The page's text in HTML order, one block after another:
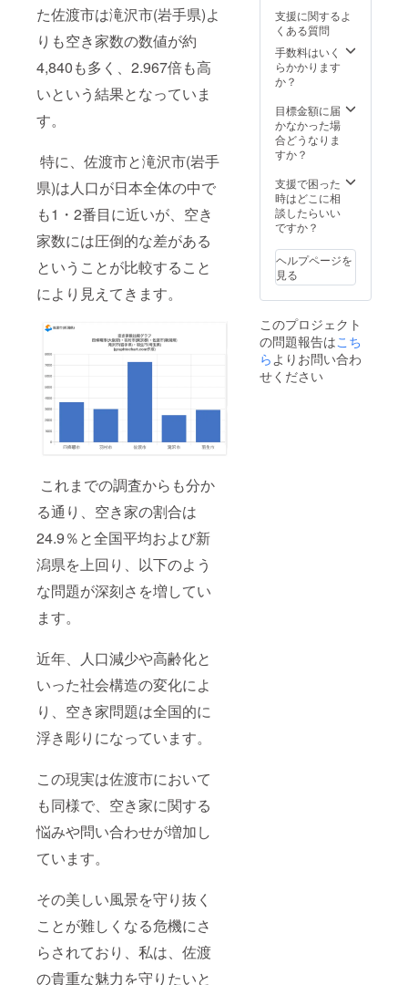
た佐渡市は滝沢市(岩手県)よ
りも空き家数の数値が約
4,840も多く、2.967倍も高
いという結果となっていま
す。
特に、佐渡市と滝沢市(岩手
県)は人口が日本全体の中で
も1・2番目に近いが、空き
家数には圧倒的な差がある
ということが比較すること
により見えてきます。
これまでの調査からも分か
る通り、空き家の割合は
24.9％と全国平均および新
潟県を上回り、以下のよう
な問題が深刻さを増してい
ます。
近年、人口減少や高齢化と
いった社会構造の変化によ
り、空き家問題は全国的に
浮き彫りになっています。
この現実は佐渡市において
も同様で、空き家に関する
悩みや問い合わせが増加し
ています。
その美しい風景を守り抜く
ことが難しくなる危機にさ
らされており、私は、佐渡
の貴重な魅力を守りたいと
で工事
の進
捗、今
後のイ
ベント
どを共
有させ
ていた
だく予
す。
場合で
も、支
援者様
への返
金は致
ますの
でご了
承くだ
さい。
年4月中
の実施
を予定
し、
3月中に
詳細を
ご連絡
いたし
※3 メー
ルなど
で工事
の進
捗、今
スター
ト予定
です。
(工事の
進行状
り前後
する場
合があ
ります)
名まで
は支援
金額内
で、そ
の場合
は要相
談とな
りま
効期限
は発行
日より1
年間と
なり、
支援に関するよ
くある質問
手数料はいく
らかかります
か？
目標金額に届
かなかった場
合どうなりま
すか？
支援で困った
時はどこに相
談したらいい
ですか？
ヘルプページを
見る
このプロジェクト
の問題報告はこち
ら よりお問い合わ
せください